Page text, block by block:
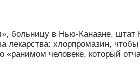
», больницу в Нью-Канаане, штат
хлорпромазин,
«ранимом человеке, который